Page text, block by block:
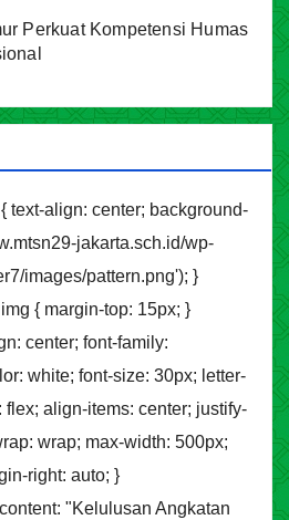
Perkuat Kompetensi Humas
text-align: center; background-
jakarta.sch.id/wp-
images/pattern.png'); }
{ margin-top: 15px; }
center; font-family:
white; font-size: 30px; letter-
align-items: center; justify-
wrap; max-width: 500px;
right: auto; }
"Kelulusan Angkatan